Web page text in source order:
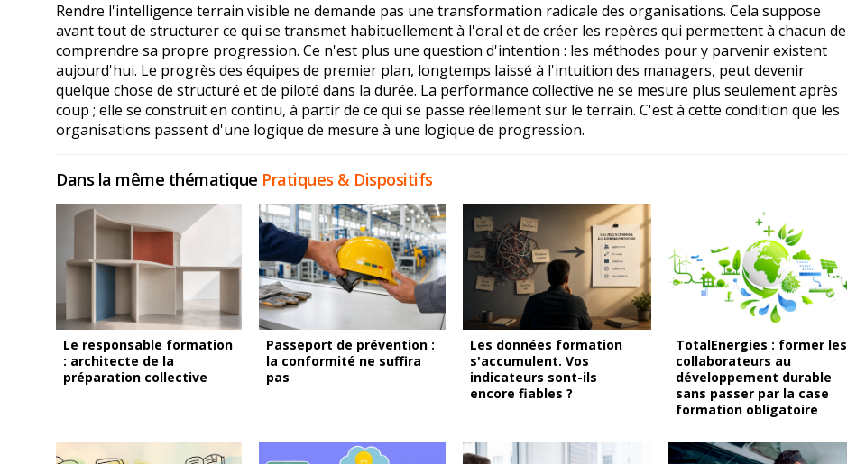
Rendre l'intelligence terrain visible ne demande pas une transformation radicale des organisations. Cela suppose
avant tout de structurer ce qui se transmet habituellement à l'oral et de créer les repères qui permettent à chacun de
comprendre sa propre progression. Ce n'est plus une question d'intention : les méthodes pour y parvenir existent
aujourd'hui. Le progrès des équipes de premier plan, longtemps laissé à l'intuition des managers, peut devenir
quelque chose de structuré et de piloté dans la durée. La performance collective ne se mesure plus seulement après
coup ; elle se construit en continu, à partir de ce qui se passe réellement sur le terrain. C'est à cette condition que les
organisations passent d'une logique de mesure à une logique de progression.
Dans la même thématique Pratiques & Dispositifs
Le responsable formation
: architecte de la
préparation collective
Passeport de prévention :
la conformité ne suffira
pas
Les données formation
s'accumulent. Vos
indicateurs sont-ils
encore fiables ?
TotalEnergies : former les
collaborateurs au
développement durable
sans passer par la case
formation obligatoire